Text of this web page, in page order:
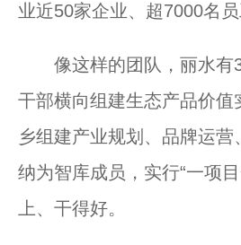
业近50家企业、超7000名员
像这样的团队，丽水有
干部横向组建生态产品价
乡组建产业规划、品牌运
纳为智库成员，实行“一项
上、干得好。